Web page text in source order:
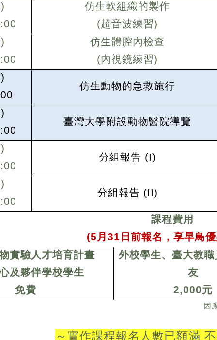
仿生軟組織的製作
(超音波練習)
仿生體腔內檢查
(內視鏡練習)
仿生動物的急救施行
臺灣大學附設動物醫院導覽
分組報告 (I)
分組報告 (II)
課程費用
(5月31日前報名，享早鳥
實驗人才培育計畫
及夥伴學校學生
免費
外校學生、臺大教
友
2,000元
因
～實作課程報名人數已額滿